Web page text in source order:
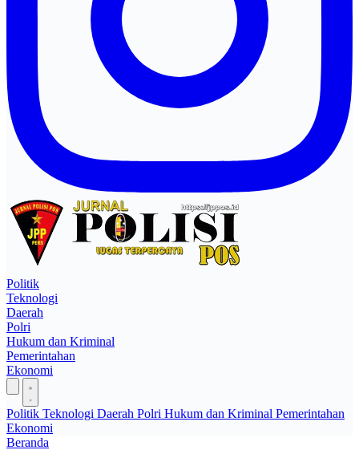
Politik
Teknologi
Daerah
Polri
Hukum dan Kriminal
Pemerintahan
Ekonomi
Politik Teknologi Daerah Polri Hukum dan Kriminal Pemerintahan
Ekonomi
Beranda